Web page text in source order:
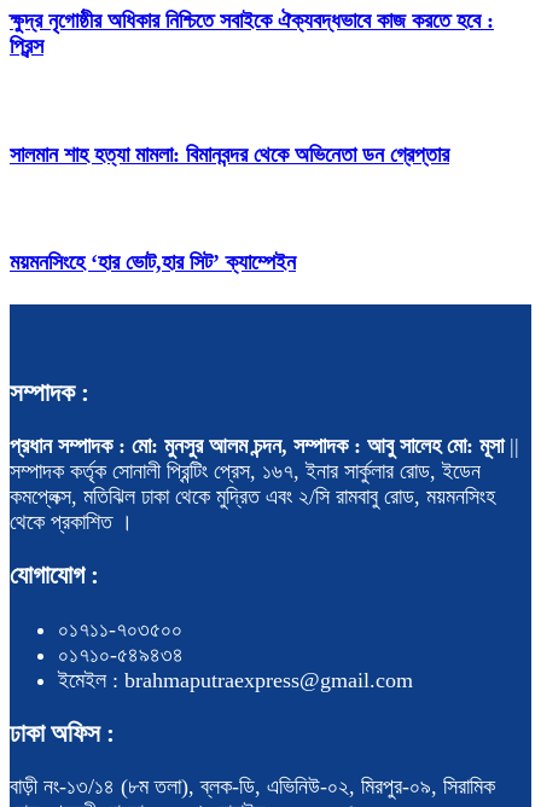
ক্ষুদ্র নৃগোষ্ঠীর অধিকার নিশ্চিতে সবাইকে ঐক্যবদ্ধভাবে কাজ করতে হবে :
প্রিন্স
সালমান শাহ হত্যা মামলা: বিমানবন্দর থেকে অভিনেতা ডন গ্রেপ্তার
ময়মনসিংহে ‘হার ভোট,হার সিট’ ক্যাম্পেইন
সম্পাদক :
প্রধান সম্পাদক : মো: মুনসুর আলম চন্দন, সম্পাদক : আবু সালেহ মো: মূসা||
সম্পাদক কর্তৃক সোনালী প্রিন্টিং প্রেস, ১৬৭, ইনার সার্কুলার রোড, ইডেন
কমপ্লেক্স, মতিঝিল ঢাকা থেকে মুদ্রিত এবং ২/সি রামবাবু রোড, ময়মনসিংহ
থেকে প্রকাশিত ।
যোগাযোগ :
০১৭১১-৭০৩৫০০
০১৭১০-৫৪৯৪৩৪
ইমেইল : brahmaputraexpress@gmail.com
ঢাকা অফিস :
বাড়ী নং-১৩/১৪ (৮ম তলা), ব্লক-ডি, এভিনিউ-০২, মিরপুর-০৯, সিরামিক